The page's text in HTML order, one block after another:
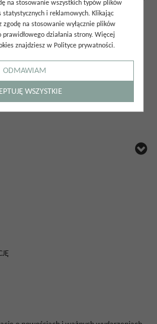
na stosowanie wszystkich typów plików
statystycznych i reklamowych. Klikając
zgodę na stosowanie wyłącznie plików
prawidłowego działania strony. Więcej
znajdziesz w Polityce prywatności.
ODMAWIAM
WSZYSTKIE